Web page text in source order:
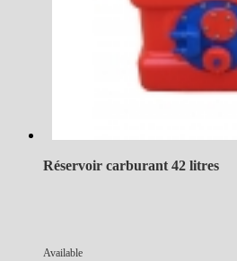
Réservoir carburant 42 litres
Available